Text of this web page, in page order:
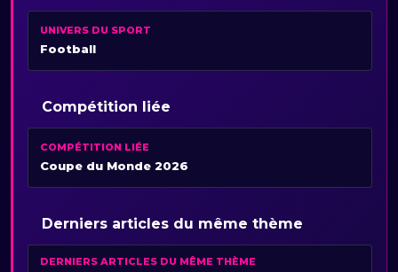
UNIVERS DU SPORT
Football
Compétition liée
COMPÉTITION LIÉE
Coupe du Monde 2026
Derniers articles du même thème
DERNIERS ARTICLES DU MÊME THÈME